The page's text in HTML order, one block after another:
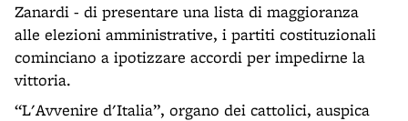
Zanardi - di presentare una lista di maggioranza
alle elezioni amministrative, i partiti costituzionali
cominciano a ipotizzare accordi per impedirne la
vittoria.
“L'Avvenire d'Italia”, organo dei cattolici, auspica